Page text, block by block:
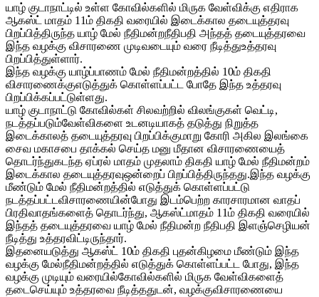
யாழ் குடாநாட்டில் உள்ள கோவில்களில் மிருக வேள்விக்கு எதிராக
ஆகஸ்ட் மாதம் 11ம் திகதி வரையில் இடைக்கால தடையுத்தரவு
பிறப்பித்திருந்த யாழ் மேல் நீதிமன்றநீதிபதி அந்தத் தடையுத்தரவை
இந்த வழக்கு விசாரணை முடிவடையும் வரை நீடித்துஉத்தரவு
பிறப்பித்துள்ளார்.
இந்த வழக்கு யாழ்ப்பாணம் மேல் நீதிமன்றத்தில் 10ம் திகதி
விசாரணைக்குஎடுத்துக் கொள்ளப்பட்ட போதே இந்த உத்தரவு
பிறப்பிக்கப்பட்டுள்ளது.
யாழ் குடாநாட்டு கோவில்கள் சிலவற்றில் விலங்குகள் வெட்டி,
நடத்தப்படும்வேள்விகளை உடனடியாகத் தடுத்து நிறுத்த
இடைக்காலத் தடையுத்தரவு பிறப்பிக்குமாறு கோரி அகில இலங்கை
சைவ மகாசபை தாக்கல் செய்த மனு மீதான விசாரணையைத்
தொடர்ந்துகடந்த ஏப்ரல் மாதம் முதலாம் திகதி யாழ் மேல் நீதிமன்றம்
இடைக்கால தடையுத்தரவுஒன்றைப் பிறப்பித்திருந்தது.இந்த வழக்கு
மீண்டும் மேல் நீதிமன்றத்தில் எடுத்துக் கொள்ளப்பட்டு
நடத்தப்பட்டவிசாரணையின்போது இடம்பெற்ற காரசாரமான வாதப்
பிரதிவாதங்களைத் தொடர்ந்து, ஆகஸ்ட்மாதம் 11ம் திகதி வரையில்
இந்தத் தடையுத்தரவை யாழ் மேல் நீதிமன்ற நீதிபதி இளஞ்செழியன்
நீடித்து உத்தரவிட்டிருந்தார்.
இதனையடுத்து ஆகஸ்ட் 10ம் திகதி புதன்கிழமை மீண்டும் இந்த
வழக்கு மேல்நீதிமன்றத்தில் எடுத்துக் கொள்ளப்பட்ட போது, இந்த
வழக்கு முடியும் வரையில்கோவில்களில் மிருக வேள்விகளைத்
தடைசெய்யும் உத்தரவை நீடித்ததுடன், வழக்குவிசாரணையை